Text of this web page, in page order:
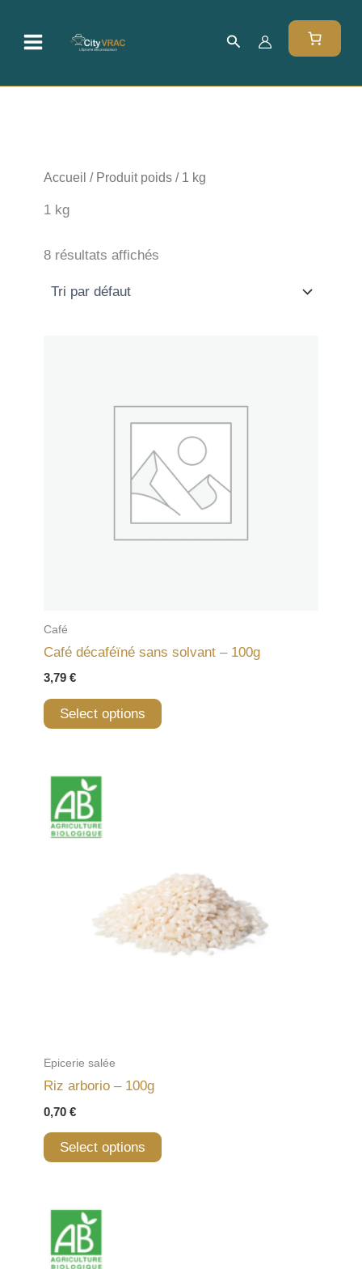
contenu
Rechercher
Accueil / Produit poids / 1 kg
1 kg
8 résultats affichés
Café
Café décaféïné sans solvant – 100g
3,79 €
Select options
Epicerie salée
Riz arborio – 100g
0,70 €
Select options